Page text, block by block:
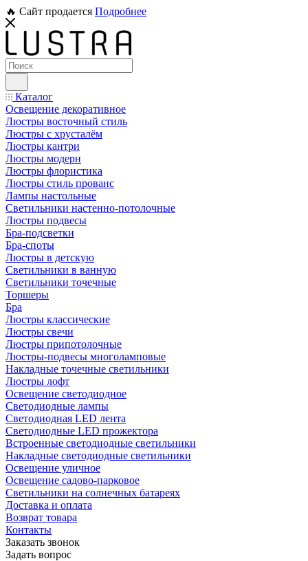
🔥 Сайт продается Подробнее
Каталог
Освещение декоративное
Люстры восточный стиль
Люстры с хрусталём
Люстры кантри
Люстры модерн
Люстры флористика
Люстры стиль прованс
Лампы настольные
Светильники настенно-потолочные
Люстры подвесы
Бра-подсветки
Бра-споты
Люстры в детскую
Светильники в ванную
Светильники точечные
Торшеры
Бра
Люстры классические
Люстры свечи
Люстры припотолочные
Люстры-подвесы многоламповые
Накладные точечные светильники
Люстры лофт
Освещение светодиодное
Светодиодные лампы
Светодиодная LED лента
Светодиодные LED прожектора
Встроенные светодиодные светильники
Накладные светодиодные светильники
Освещение уличное
Освещение садово-парковое
Светильники на солнечных батареях
Доставка и оплата
Возврат товара
Контакты
Заказать звонок
Задать вопрос